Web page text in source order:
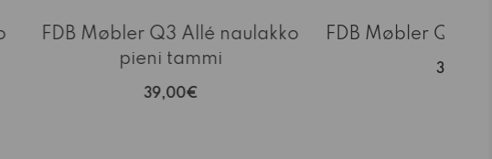
FDB Møbler Q3 Allé naulakko
pieni tammi
39,00€
FDB Møbler Q5
39,00€